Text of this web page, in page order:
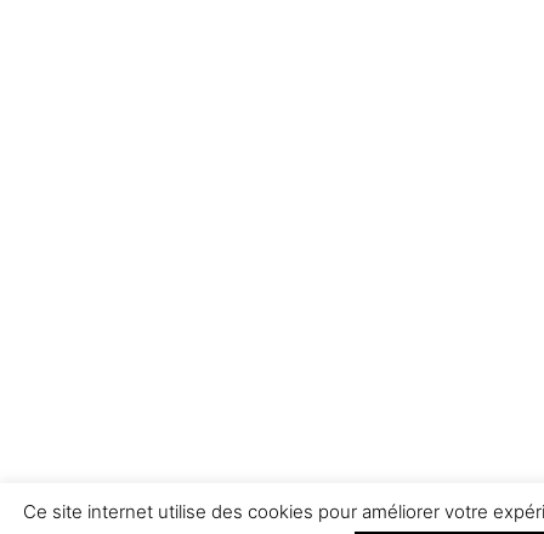
Ce site internet utilise des cookies pour améliorer votre